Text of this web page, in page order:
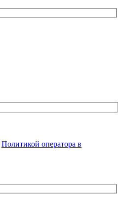
Политикой оператора в